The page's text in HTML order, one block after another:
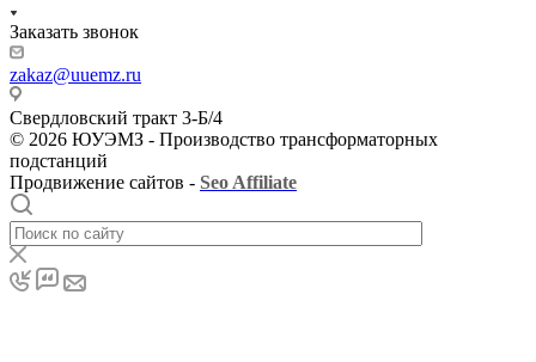
Заказать звонок
zakaz@uuemz.ru
Свердловский тракт 3-Б/4
© 2026 ЮУЭМЗ - Производство трансформаторных
подстанций
Продвижение сайтов - Seo Affiliate